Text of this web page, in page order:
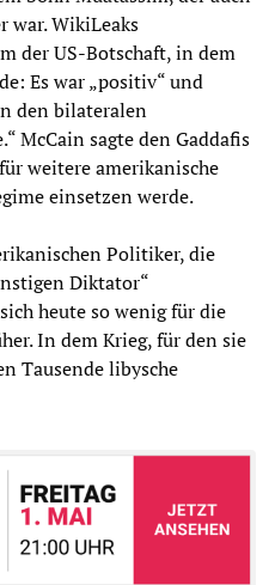
war. WikiLeaks
der US-Botschaft, in dem
Es war „positiv“ und
den bilateralen
McCain sagte den Gaddafis
weitere amerikanische
einsetzen werde.
Politiker, die
Diktator“
heute so wenig für die
In dem Krieg, für den sie
Tausende libysche